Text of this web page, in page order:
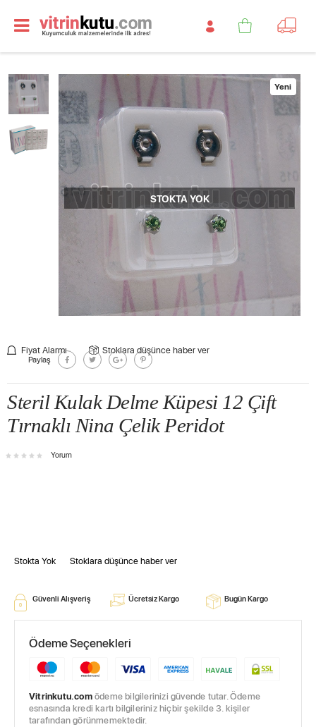
Yeni
STOKTA YOK
Fiyat Alarmı Stoklara düşünce haber ver
Paylaş
Steril Kulak Delme Küpesi 12 Çift
Tırnaklı Nina Çelik Peridot
Yorum
Stokta Yok Stoklara düşünce haber ver
Güvenli Alışveriş Ücretsiz Kargo Bugün Kargo
Ödeme Seçenekleri
Vitrinkutu.comödeme bilgilerinizi güvende tutar. Ödeme
esnasında kredi kartı bilgileriniz hiçbir şekilde 3. kişiler
tarafından görünmemektedir.